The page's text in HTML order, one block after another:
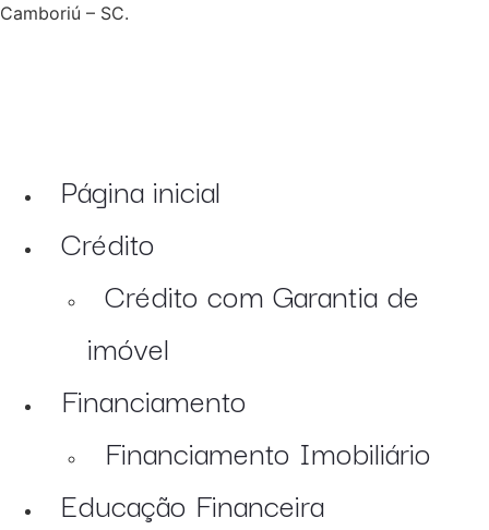
Camboriú – SC.
Página inicial
Crédito
Crédito com Garantia de
imóvel
Financiamento
Financiamento Imobiliário
Educação Financeira